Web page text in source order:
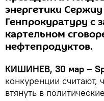
энергетики
Генпрокуратуру с
картельном
нефтепродуктов.
КИШИНЕВ, 30 мар –
конкуренции считают,
втянуть в